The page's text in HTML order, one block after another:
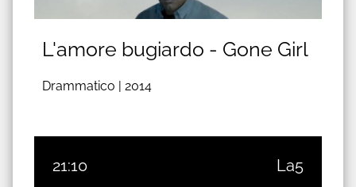
L'amore bugiardo - Gone Girl
Drammatico | 2014
21:10 La5